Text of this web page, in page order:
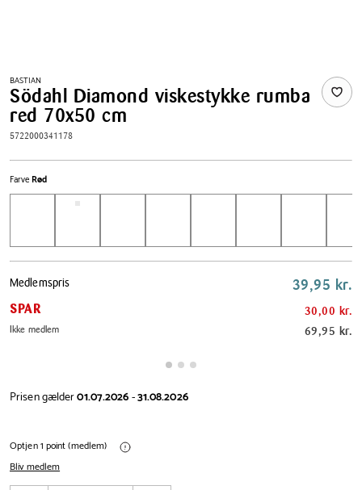
BASTIAN
Södahl Diamond viskestykke rumba
red 70x50 cm
5722000341178
Farve Rød
Pris
tabel
Medlemspris 39,95 kr.
SPAR 30,00 kr.
Ikke medlem 69,95 kr.
Prisen gælder01.07.2026-31.08.2026
Optjen 1 point (medlem)
Bliv medlem